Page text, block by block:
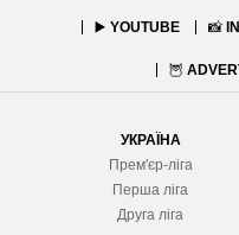
▶️ YOUTUBE 📸
🦉
УКРАЇНА
Прем'єр-ліга
Перша ліга
Друга ліга